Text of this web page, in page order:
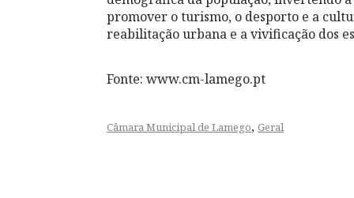
promover o turismo, o desporto e a
reabilitação urbana e a vivificação dos
Fonte: www.cm-lamego.pt
Câmara Municipal de Lamego, Geral